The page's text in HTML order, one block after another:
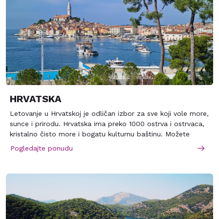
Novi moderni hoteli su se uklopili u gradove bogate istorije
a Tunižani su umeli da nadju balans izmedju tradicije i
savremenosti. Biseri raznih kultura, svedoci svih epoha,
moćne odbrambene tvrdjave, ogromne džamije, evropski
hramovi i neobični muzeji i bužni arapski kvartovi i sukovi
ukrašavaju svaku stopu ove neobične zemlje.
HRVATSKA
Letovanje u Hrvatskoj je odličan izbor za sve koji vole more,
sunce i prirodu. Hrvatska ima preko 1000 ostrva i ostrvaca,
kristalno čisto more i bogatu kulturnu baštinu. Možete
uživati u lepotama nacionalnih parkova kao što su Plitvička
jezera, Kornati ili Krka, ili posetiti neki od gradova pod
Hrvatska nudi i raznovrsnu gastronomiju, od ribe i morskih
plodova do pršuta i sira. Bilo da tražite mir i opuštanje ili
zabavu i avanturu, Hrvatska ima nešto za svakoga.
Pogledajte ponudu